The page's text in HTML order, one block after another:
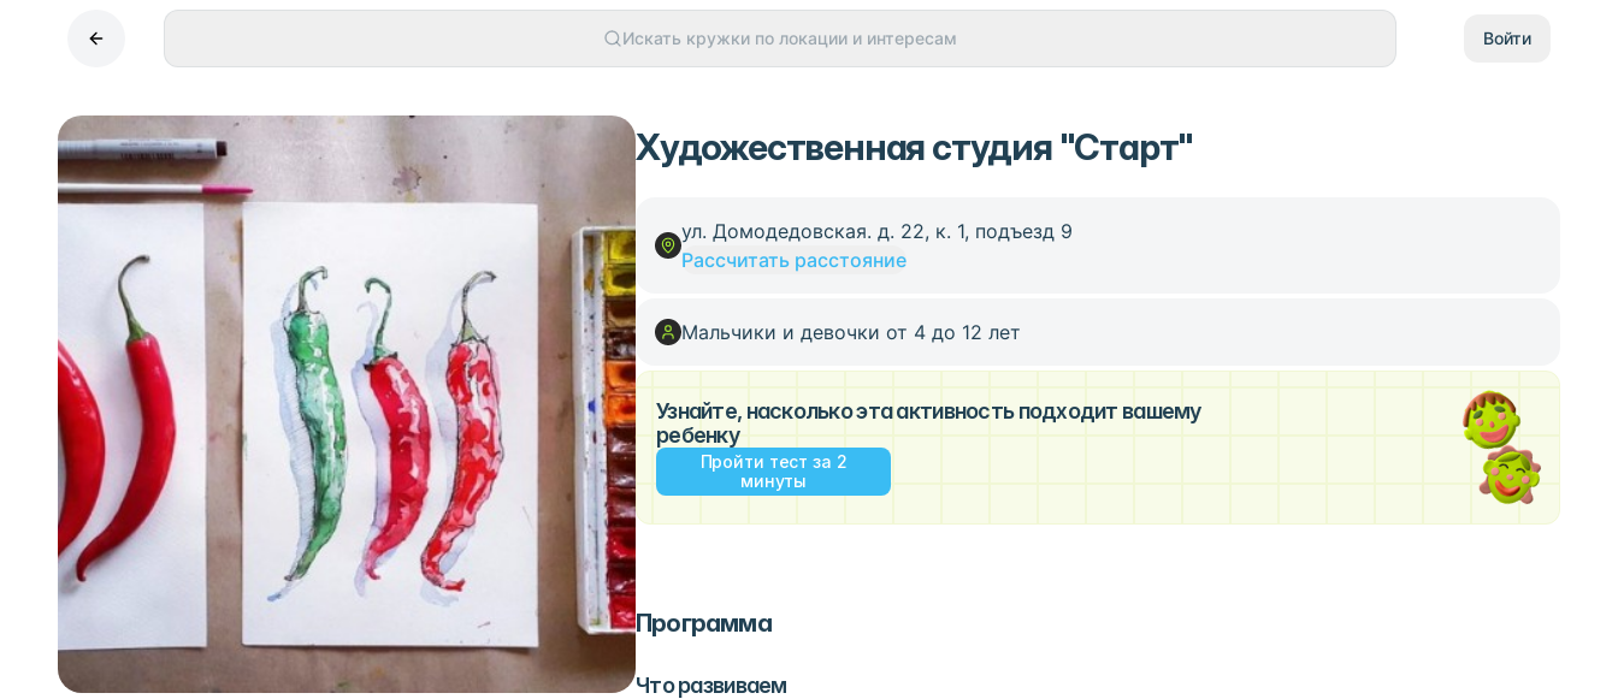
Искать кружки по локации и интересам Войти
Художественная студия "Старт"
ул. Домодедовская. д. 22, к. 1, подъезд 9
Рассчитать расстояние
Мальчики и девочки от 4 до 12 лет
Узнайте, насколько эта активность подходит вашему
ребенку
Пройти тест за 2
минуты
Программа
Что развиваем